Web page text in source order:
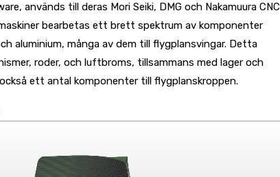
används till deras Mori Seiki, DMG och Nakamuura CNC
bearbetas ett brett spektrum av komponenter
aluminium, många av dem till flygplansvingar. Detta
roder, och luftbroms, tillsammans med lager och
ett antal komponenter till flygplanskroppen.